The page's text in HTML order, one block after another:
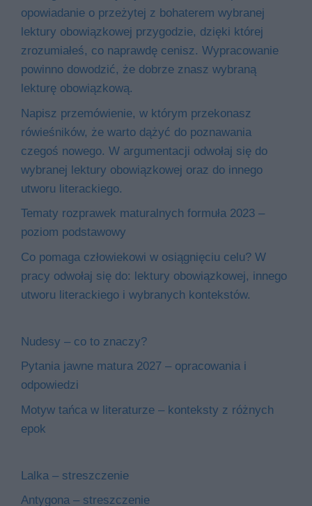
opowiadanie o przeżytej z bohaterem wybranej
lektury obowiązkowej przygodzie, dzięki której
zrozumiałeś, co naprawdę cenisz. Wypracowanie
powinno dowodzić, że dobrze znasz wybraną
lekturę obowiązkową.
Napisz przemówienie, w którym przekonasz
rówieśników, że warto dążyć do poznawania
czegoś nowego. W argumentacji odwołaj się do
wybranej lektury obowiązkowej oraz do innego
utworu literackiego.
Tematy rozprawek maturalnych formuła 2023 –
poziom podstawowy
Co pomaga człowiekowi w osiągnięciu celu? W
pracy odwołaj się do: lektury obowiązkowej, innego
utworu literackiego i wybranych kontekstów.
Nudesy – co to znaczy?
Pytania jawne matura 2027 – opracowania i
odpowiedzi
Motyw tańca w literaturze – konteksty z różnych
epok
Lalka – streszczenie
Antygona – streszczenie